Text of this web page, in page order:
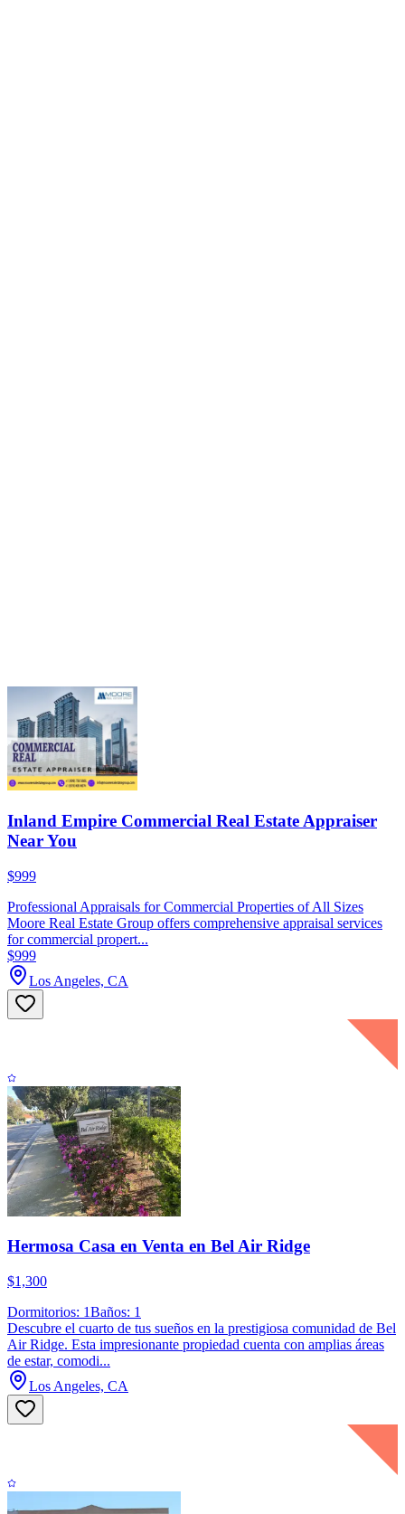
Inland Empire Commercial Real Estate Appraiser
Near You
$999
Professional Appraisals for Commercial Properties of All Sizes
Moore Real Estate Group offers comprehensive appraisal services
for commercial propert...
$999
Los Angeles, CA
Hermosa Casa en Venta en Bel Air Ridge
$1,300
Dormitorios: 1Baños: 1
Descubre el cuarto de tus sueños en la prestigiosa comunidad de Bel
Air Ridge. Esta impresionante propiedad cuenta con amplias áreas
de estar, comodi...
Los Angeles, CA